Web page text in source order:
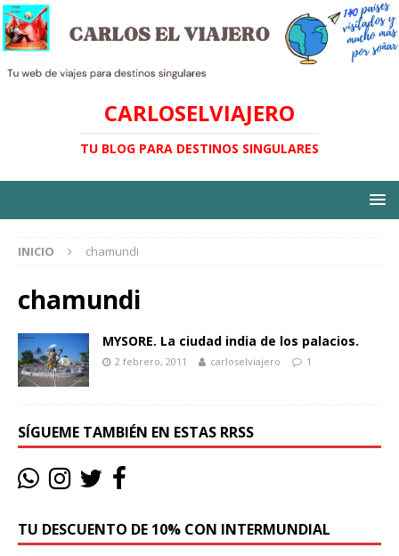
CARLOSELVIAJERO
TU BLOG PARA DESTINOS SINGULARES
INICIO chamundi
chamundi
MYSORE. La ciudad india de los palacios.
2 febrero, 2011 carloselviajero 1
SÍGUEME TAMBIÉN EN ESTAS RRSS
TU DESCUENTO DE 10% CON INTERMUNDIAL